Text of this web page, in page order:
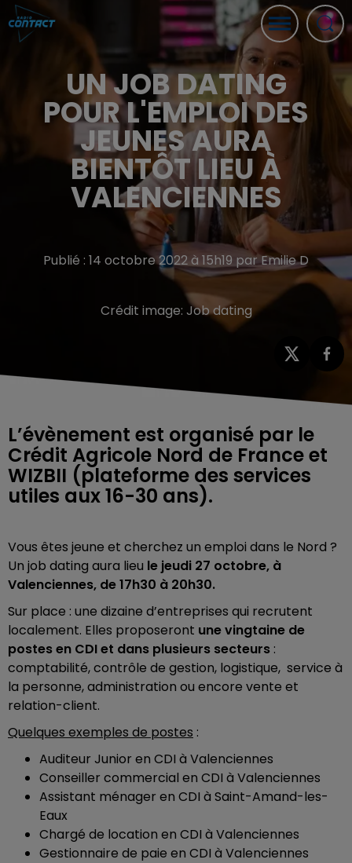
UN JOB DATING
POUR L'EMPLOI DES
JEUNES AURA
BIENTÔT LIEU À
VALENCIENNES
Publié : 14 octobre 2022 à 15h19 par Emilie D
Crédit image: Job dating
L’évènement est organisé par le
Crédit Agricole Nord de France et
WIZBII (plateforme des services
utiles aux 16-30 ans).
Vous êtes jeune et cherchez un emploi dans le Nord ?
Un job dating aura lieu le jeudi 27 octobre, à
Valenciennes, de 17h30 à 20h30.
Sur place : une dizaine d’entreprises qui recrutent
localement. Elles proposeront une vingtaine de
postes en CDI et dans plusieurs secteurs :
comptabilité, contrôle de gestion, logistique, service à
la personne, administration ou encore vente et
relation-client.
Quelques exemples de postes :
Auditeur Junior en CDI à Valenciennes
Conseiller commercial en CDI à Valenciennes
Assistant ménager en CDI à Saint-Amand-les-
Eaux
Chargé de location en CDI à Valenciennes
Gestionnaire de paie en CDI à Valenciennes